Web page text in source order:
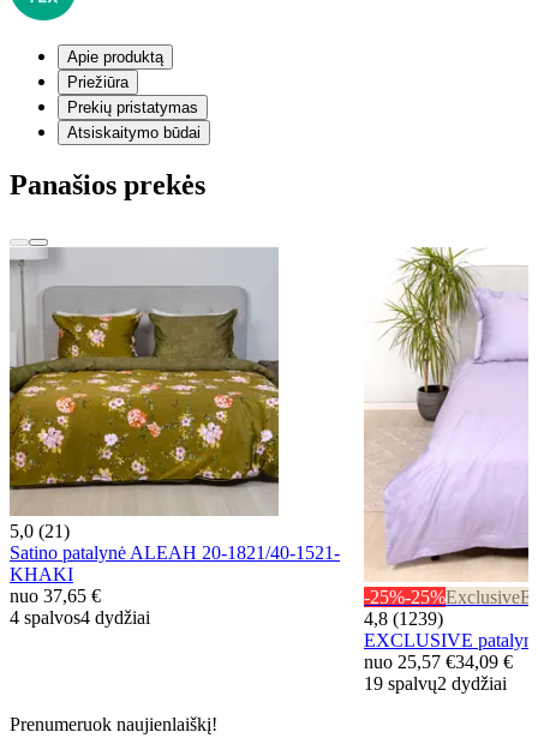
Apie produktą
Priežiūra
Prekių pristatymas
Atsiskaitymo būdai
Panašios prekės
5,0 (21)
Satino patalynė ALEAH 20-1821/40-1521-
KHAKI
nuo 37,65 €
4 spalvos4 dydžiai
-25%-25%Exclusive
4,8 (1239)
EXCLUSIVE
nuo 25,57 €34,09 €
19 spalvų2 dydžiai
Prenumeruok naujienlaiškį!